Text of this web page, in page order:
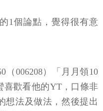
1個論點，覺得很有意
006208）「月月領10
喜歡看他的YT，口條非
想法及做法，然後提出